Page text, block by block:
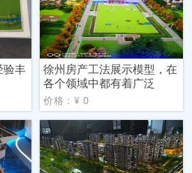
验丰
徐州房产工法展示模型，在
各个领域中都有着广泛
价格：¥ 0